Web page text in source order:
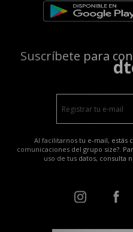
Suscríbete para
Al facilitarnos tu e-mail,
comunicaciones del grupo size?.
uso de tus datos, consulta